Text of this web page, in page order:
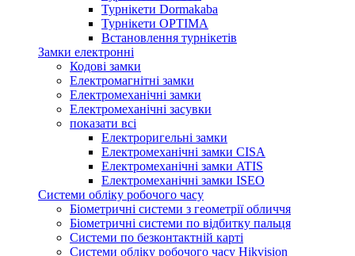
Турнікети Dormakaba
Турнікети OPTIMA
Встановлення турнікетів
Замки електронні
Кодові замки
Електромагнітні замки
Електромеханічні замки
Електромеханічні засувки
показати всі
Електроригельні замки
Електромеханічні замки CISA
Електромеханічні замки ATIS
Електромеханічні замки ISEO
Системи обліку робочого часу
Біометричні системи з геометрії обличчя
Біометричні системи по відбитку пальця
Системи по безконтактній карті
Системи обліку робочого часу Hikvision